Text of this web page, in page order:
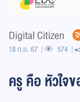
Digital Citizen
18 ก.ย. 67 574
ครู คือ หัวใจ